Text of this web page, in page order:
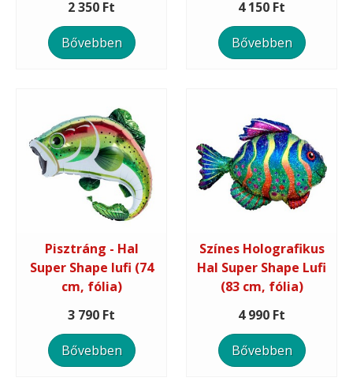
2 350 Ft
Bővebben
4 150 Ft
Bővebben
Pisztráng - Hal
Super Shape lufi (74
cm, fólia)
3 790 Ft
Bővebben
Színes Holografikus
Hal Super Shape Lufi
(83 cm, fólia)
4 990 Ft
Bővebben